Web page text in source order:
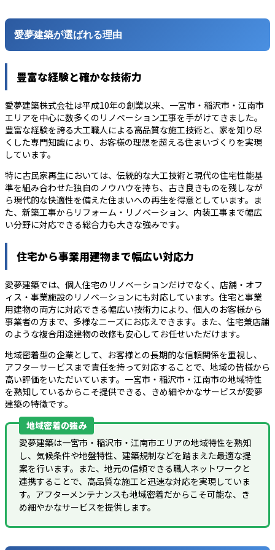
愛夢建築が選ばれる理由
豊富な経験と確かな技術力
愛夢建築株式会社は平成10年の創業以来、一宮市・稲沢市・江南市
エリアを中心に数多くのリノベーション工事を手がけてきました。
豊富な経験を誇る大工職人による高品質な施工技術と、家を知り尽
くした専門知識により、お客様の理想を超える住まいづくりを実現
しています。
特に古民家再生においては、伝統的な大工技術と現代の住宅性能基
準を組み合わせた独自のノウハウを持ち、古き良きものを残しなが
ら現代的な快適性を備えた住まいへの再生を得意としています。ま
た、新築工事からリフォーム・リノベーション、内装工事まで幅広
い分野に対応できる総合力も大きな強みです。
住宅から事業用建物まで幅広い対応力
愛夢建築では、個人住宅のリノベーションだけでなく、店舗・オフ
ィス・事業施設のリノベーションにも対応しています。住宅と事業
用建物の両方に対応できる幅広い技術力により、個人のお客様から
事業者の方まで、多様なニーズにお応えできます。また、住宅兼店舗
のような複合用途建物の改修も安心してお任せいただけます。
地域密着型の企業として、お客様との長期的な信頼関係を重視し、
アフターサービスまで責任を持って対応することで、地域の皆様から
高い評価をいただいています。一宮市・稲沢市・江南市の地域特性
を熟知しているからこそ提供できる、きめ細やかなサービスが愛夢
建築の特徴です。
地域密着の強み
愛夢建築は一宮市・稲沢市・江南市エリアの地域特性を熟知
し、気候条件や地盤特性、建築規制などを踏まえた最適な提
案を行います。また、地元の信頼できる職人ネットワークと
連携することで、高品質な施工と迅速な対応を実現していま
す。アフターメンテナンスも地域密着だからこそ可能な、き
め細やかなサービスを提供します。